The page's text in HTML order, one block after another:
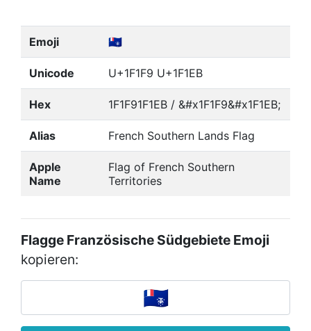
Emoji 🇹🇫
Unicode U+1F1F9 U+1F1EB
Hex 1F1F91F1EB / &#x1F1F9&#x1F1EB;
Alias French Southern Lands Flag
Apple
Name
Flag of French Southern
Territories
Flagge Französische Südgebiete Emoji
kopieren: